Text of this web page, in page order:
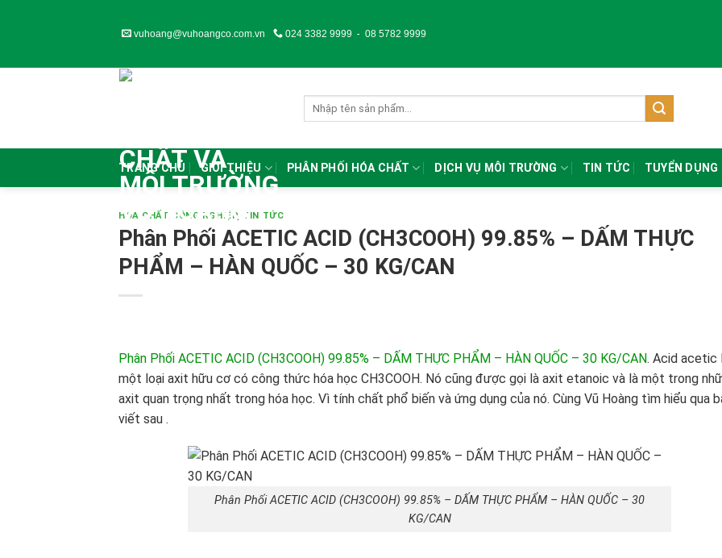
vuhoang@vuhoangco.com.vn 024 3382 9999 - 08 5782 9999
TRANG CHỦ GIỚI THIỆU PHÂN PHỐI HÓA CHẤT DỊCH VỤ MÔI TRƯỜNG TIN TỨC TUYỂN DỤNG
HÓA CHẤT CÔNG NGHIỆP, TIN TỨC
Phân Phối ACETIC ACID (CH3COOH) 99.85% – DẤM THỰC
PHẨM – HÀN QUỐC – 30 KG/CAN
Phân Phối ACETIC ACID (CH3COOH) 99.85% – DẤM THỰC PHẨM – HÀN QUỐC – 30 KG/CAN. Acid acetic
một loại axit hữu cơ có công thức hóa học CH3COOH. Nó cũng được gọi là axit etanoic và là một trong
axit quan trọng nhất trong hóa học. Vì tính chất phổ biến và ứng dụng của nó. Cùng Vũ Hoàng tìm hiểu qua
viết sau .
Phân Phối ACETIC ACID (CH3COOH) 99.85% – DẤM THỰC PHẨM – HÀN QUỐC – 30
KG/CAN